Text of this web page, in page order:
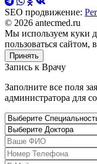
SEO продвижение:
© 2026 antecmed.ru
Мы используем куки
пользоваться сайтом,
Принять
Запись к Врачу
Заполните все поля
администратора для